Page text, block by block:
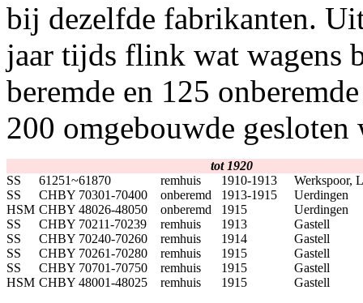
bij dezelfde fabrikanten.
jaar tijds flink wat wagens
beremde en 125
200 omgebouwde gesloten
tot 1920
SS
61251~61870 remhuis 1910-1913
Werkspoor,
SS
CHBY 70301-70400 onberemd 1913-1915
Uerdingen
HSM CHBY 48026-48050 onberemd 1915
Uerdingen
SS
CHBY 70211-70239 remhuis 1913
Gastell
SS
CHBY 70240-70260 remhuis 1914
Gastell
SS
CHBY 70261-70280 remhuis 1915
Gastell
SS
CHBY 70701-70750 remhuis 1915
Gastell
HSM CHBY 48001-48025 remhuis 1915 Gastell